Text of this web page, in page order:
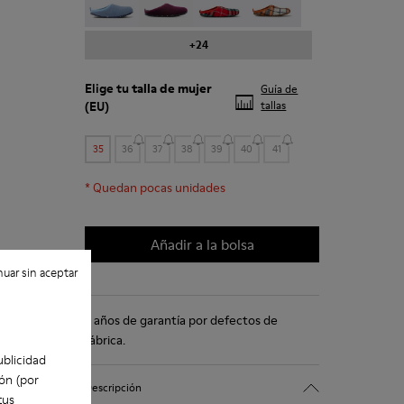
(por
sin aceptar
+24
Elige tu talla de mujer
(EU)
Guía de
tallas
35 36 37 38 39 40 41
*Quedan pocas unidades
Añadir a la bolsa
2 años de garantía por defectos de
fábrica.
Descripción